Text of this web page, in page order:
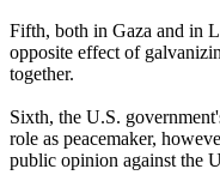
Fifth, both in Gaza and in
opposite effect of
together.
Sixth, the U.S.
role as peacemaker,
public opinion against the